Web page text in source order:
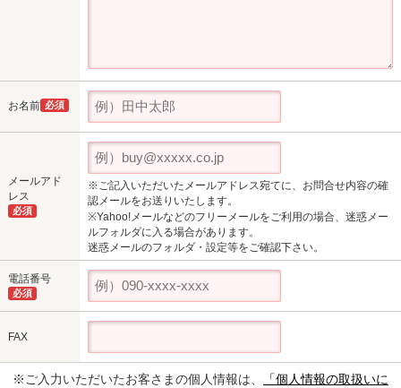
お名前 必須
メールアド
レス
必須
※ご記入いただいたメールアドレス宛てに、お問合せ内容の確
認メールをお送りいたします。
※Yahoo!メールなどのフリーメールをご利用の場合、迷惑メー
ルフォルダに入る場合があります。
迷惑メールのフォルダ・設定等をご確認下さい。
電話番号
必須
FAX
※ご入力いただいたお客さまの個人情報は、
「個人情報の取扱いに